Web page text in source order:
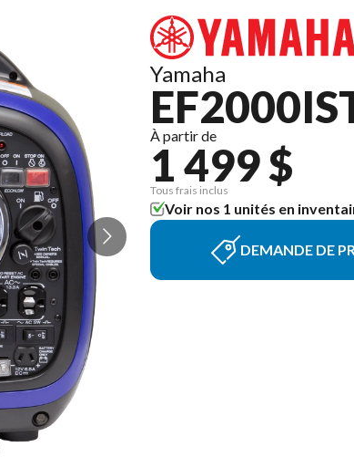
Yamaha
À partir de
1 499 $
Tous frais inclus
Voir nos 1 unités en
DEMANDE DE